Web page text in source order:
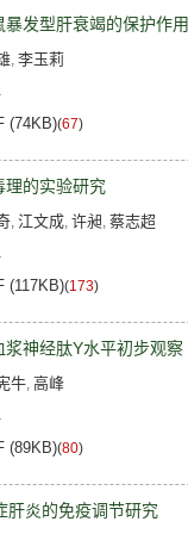
发型肝衰竭的保护作用
, 李玉莉
(74KB)(67)
理的实验研究
, 江文成, 许昶, 蔡志超
(117KB)(173)
浆神经肽Y水平初步观察
牛, 高峰
(89KB)(80)
肝炎的免疫调节研究